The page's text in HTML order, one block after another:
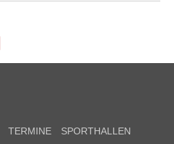
TERMINE
SPORTHALLEN